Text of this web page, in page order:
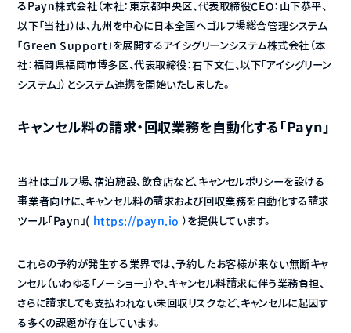
るPayn株式会社（本社：東京都中央区、代表取締役CEO：山下恭平、
以下「当社」）は、九州を中心に日本全国へゴルフ場総合管理システム
「Green Support」を展開するアイシグリーンシステム株式会社（本
社：福岡県福岡市博多区、代表取締役：石下文仁、以下「アイシグリーン
システム」）とシステム連携を開始いたしました。
キャンセル料の請求・回収業務を自動化する「Payn」
当社はゴルフ場、宿泊施設、飲食店など、キャンセルポリシーを設ける
事業者向けに、キャンセル料の請求および回収業務を自動化する請求
ツール「Payn」( https://payn.io ）を提供しています。
これらの予約が発生する業界では、予約したお客様が来ない無断キャ
ンセル（いわゆる「ノーショー」）や、キャンセル料請求に伴う業務負担、
さらに請求しても支払われない未回収リスクなど、キャンセルに起因す
る多くの課題が存在しています。